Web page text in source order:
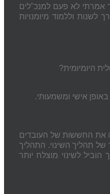
אמרתי לא פעם למנכ"לים
וללמוד מיומנויות
היומיומית?
אישי ומשמעותי.
את החששות של העובדים
של תהליך השינוי. התהליך
לשינוי מוצלח יותר